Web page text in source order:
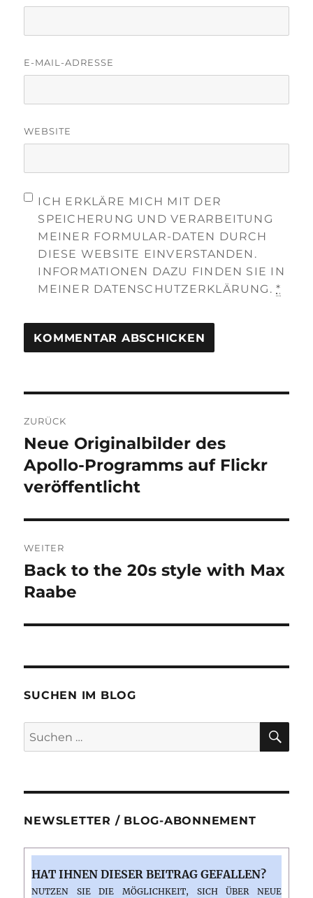
E-MAIL-ADRESSE
WEBSITE
ICH ERKLÄRE MICH MIT DER
SPEICHERUNG UND VERARBEITUNG
MEINER FORMULAR-DATEN DURCH
DIESE WEBSITE EINVERSTANDEN.
INFORMATIONEN DAZU FINDEN SIE IN
MEINER DATENSCHUTZERKLÄRUNG.*
ZURÜCK
Vorheriger
Beitrag:
Neue Originalbilder des
Apollo-Programms auf Flickr
veröffentlicht
WEITER
Nächster
Beitrag:
Back to the 20s style with Max
Raabe
SUCHEN IM BLOG
Suchen
nach:
NEWSLETTER / BLOG-ABONNEMENT
HAT IHNEN DIESER BEITRAG GEFALLEN?
NUTZEN SIE DIE MÖGLICHKEIT, SICH ÜBER NEUE